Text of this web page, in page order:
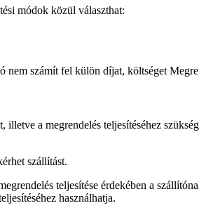
módok közül választhat:
nem számít fel külön díjat, költséget
a megrendelés teljesítéséhez
szállítást.
teljesítése érdekében a
használhatja.